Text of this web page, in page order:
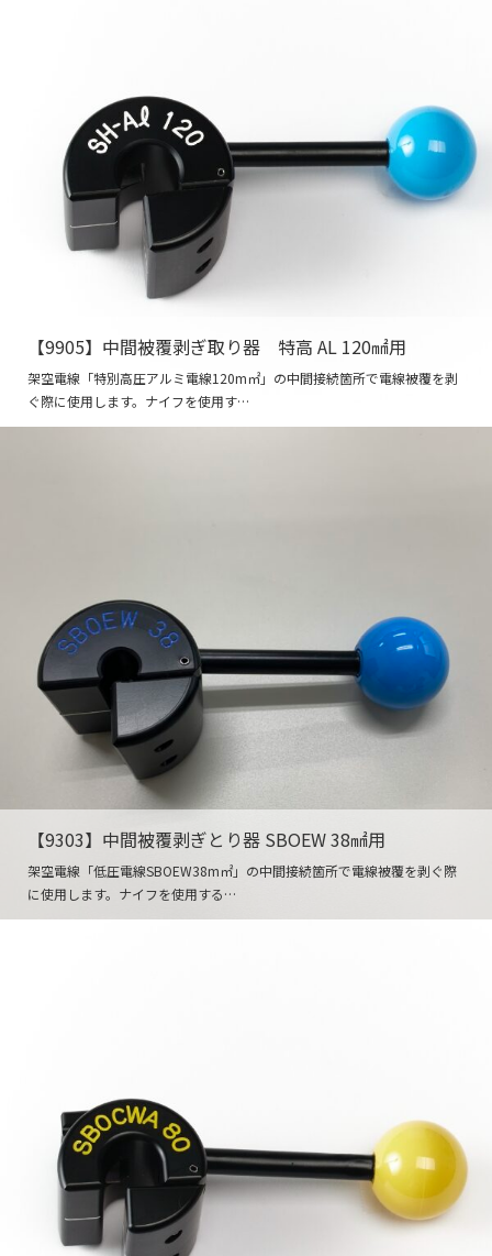
【9905】中間被覆剥ぎ取り器 特高 AL 120㎟用
架空電線「特別高圧アルミ電線120m㎡」の中間接続箇所で電線被覆を剥
ぐ際に使用します。ナイフを使用す…
【9303】中間被覆剥ぎとり器 SBOEW 38㎟用
架空電線「低圧電線SBOEW38m㎡」の中間接続箇所で電線被覆を剥ぐ際
に使用します。ナイフを使用する…